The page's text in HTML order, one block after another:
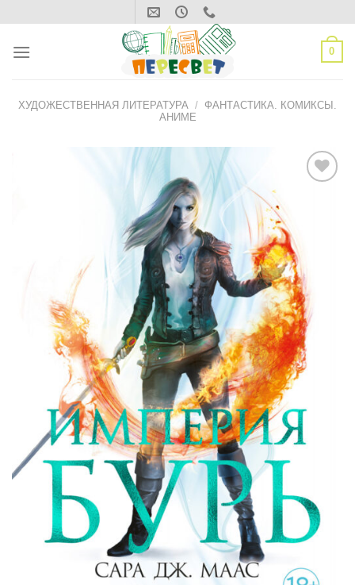
content
0
ХУДОЖЕСТВЕННАЯ ЛИТЕРАТУРА / ФАНТАСТИКА. КОМИКСЫ.
АНИМЕ
ДОБАВИТЬ
В СПИСОК
ЖЕЛАНИЙ